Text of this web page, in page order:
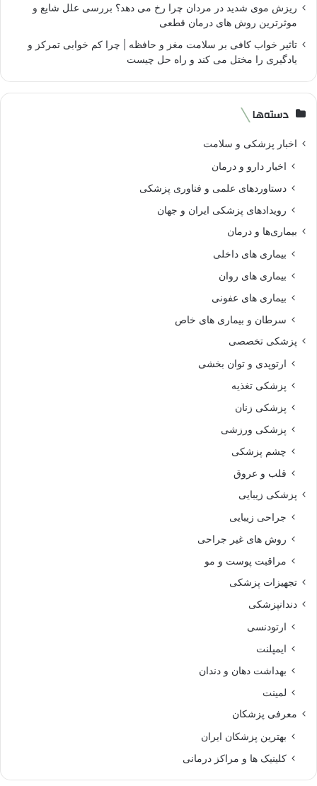
ریزش موی شدید در مردان چرا رخ می دهد؟ بررسی علل شایع و
موثرترین روش های درمان قطعی
تاثیر خواب کافی بر سلامت مغز و حافظه | چرا کم خوابی تمرکز و
یادگیری را مختل می کند و راه حل چیست
دسته‌ها
اخبار پزشکی و سلامت
اخبار دارو و درمان
دستاوردهای علمی و فناوری پزشکی
رویدادهای پزشکی ایران و جهان
بیماری‌ها و درمان
بیماری های داخلی
بیماری های روان‌
بیماری های عفونی
سرطان و بیماری های خاص
پزشکی تخصصی
ارتوپدی و توان بخشی
پزشکی تغذیه
پزشکی زنان
پزشکی ورزشی
چشم پزشکی
قلب و عروق
پزشکی زیبایی
جراحی زیبایی
روش های غیر جراحی
مراقبت پوست و مو
تجهیزات پزشکی
دندانپزشکی
ارتودنسی
ایمپلنت
بهداشت دهان و دندان
لمینت
معرفی پزشکان
بهترین پزشکان ایران
کلینیک ها و مراکز درمانی